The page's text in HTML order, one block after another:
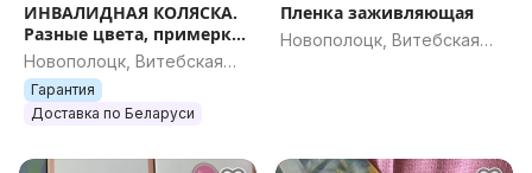
ИНВАЛИДНАЯ КОЛЯСКА.
Разные цвета, примерка,
доставка,гарантия
Новополоцк, Витебская
обл.
Гарантия
Доставка по Беларуси
Пленка заживляющая
Новополоцк, Витебская